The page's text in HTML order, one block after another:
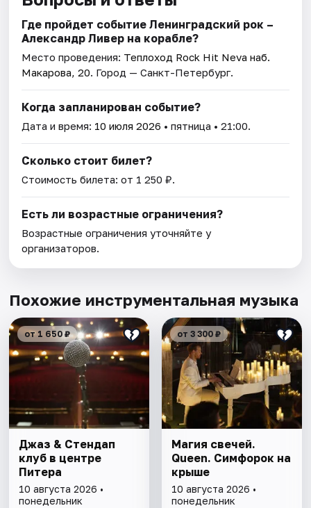
Где пройдет событие Ленинградский рок –
Александр Ливер на корабле?
Место проведения: Теплоход Rock Hit Neva наб.
Макарова, 20. Город — Санкт-Петербург.
Когда запланирован событие?
Дата и время: 10 июля 2026 • пятница • 21:00.
Сколько стоит билет?
Стоимость билета: от 1 250 ₽.
Есть ли возрастные ограничения?
Возрастные ограничения уточняйте у
организаторов.
Похожие инструментальная музыка
от 1 650 ₽
Джаз & Стендап
клуб в центре
Питера
10 августа 2026 •
понедельник
от 3 300 ₽
Магия свечей.
Queen. Симфорок на
крыше
10 августа 2026 •
понедельник